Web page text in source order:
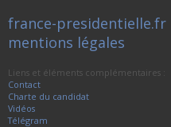
france-presidentielle.fr
mentions légales
Liens et éléments complémentaires :
Contact
Charte du candidat
Vidéos
Télégram